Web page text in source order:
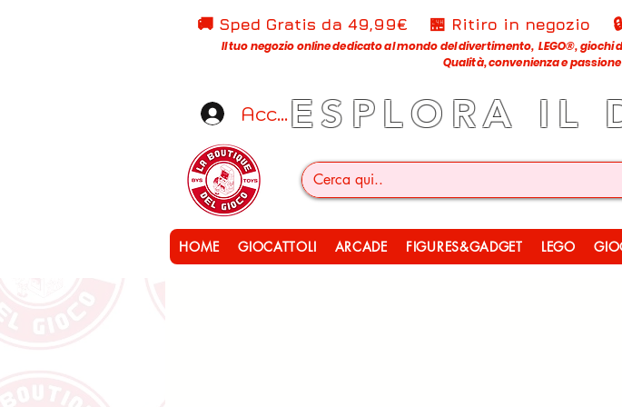
ESPLORA IL
Accedi
🚚 Sped Gratis da 49,99€ 🏪 Ritiro in negozio
Il tuo negozio online dedicato al mondo del divertimento, LEGO®,
Qualità, convenienza e
HOME GIOCATTOLI ARCADE FIGURES&GADGET LEGO